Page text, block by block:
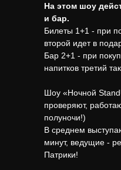
На этом шоу
и бар.
Билеты 1+1 - при
второй идет в
Бар 2+1 - при
напитков третий
Шоу «Ночной
проверяют,
полуночи!)
В среднем
минут, ведущие -
Патрики!